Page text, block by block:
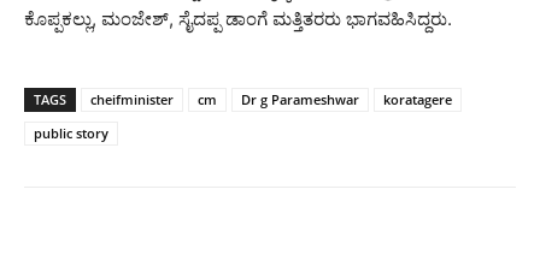
ಕೊಪ್ಪಕಲ್ಲು, ಮಂಜೇಶ್, ಸೈದಪ್ಪ ಡಾಂಗೆ ಮತ್ತಿತರರು ಭಾಗವಹಿಸಿದ್ದರು.
TAGS cheifminister cm Dr g Parameshwar
koratagere
public story